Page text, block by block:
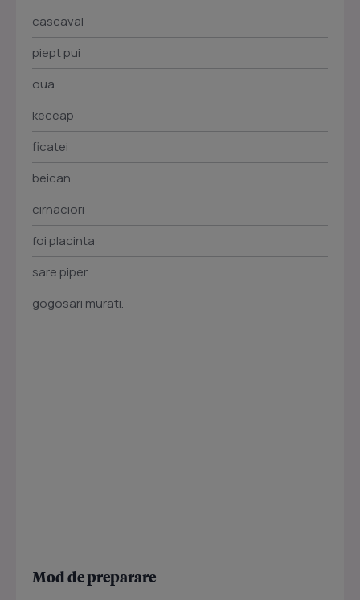
cascaval
piept pui
oua
keceap
ficatei
beican
cirnaciori
foi placinta
sare piper
gogosari murati.
Mod de preparare